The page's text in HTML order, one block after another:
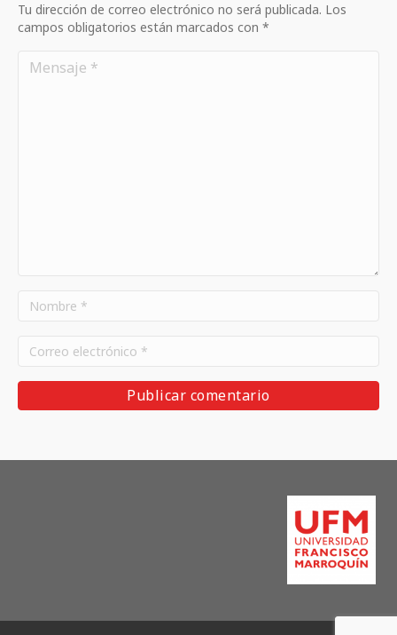
Tu dirección de correo electrónico no será publicada. Los
campos obligatorios están marcados con *